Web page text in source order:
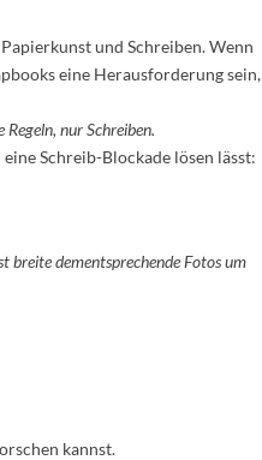
und Schreiben. Wenn
eine Herausforderung sein,
Regeln, nur Schreiben.
Schreib-Blockade lösen lässt:
breite dementsprechende Fotos um
kannst.